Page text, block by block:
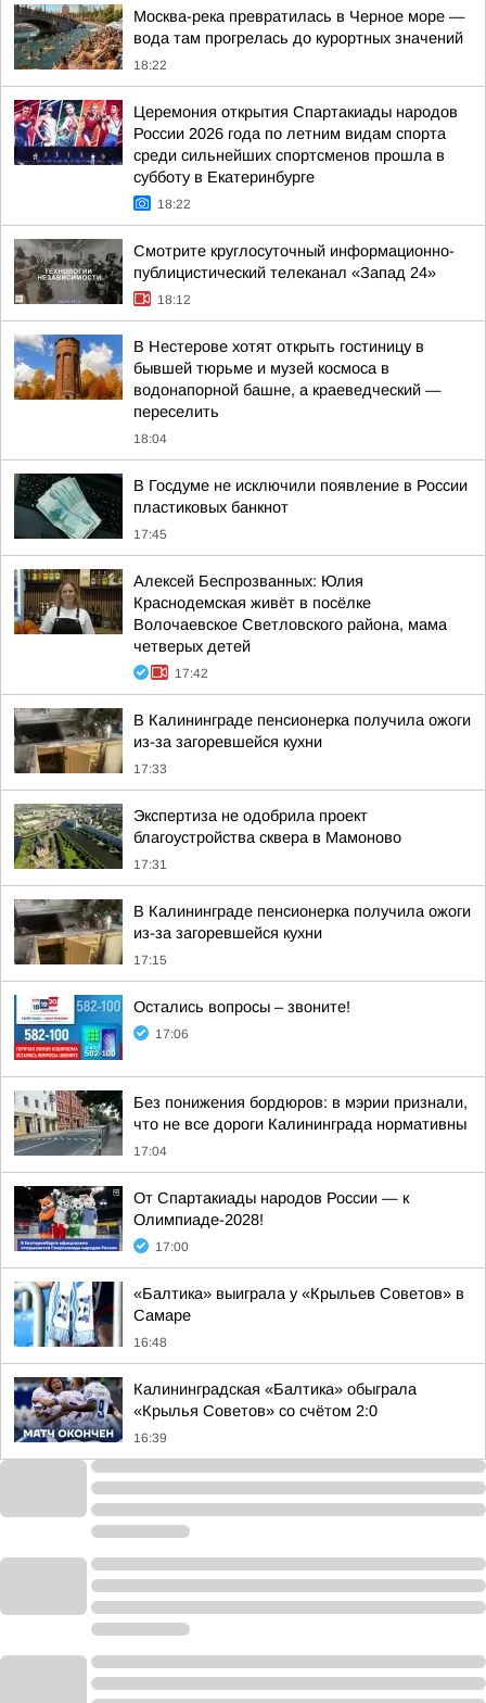
Москва-река превратилась в Черное море —
вода там прогрелась до курортных значений
18:22
Церемония открытия Спартакиады народов
России 2026 года по летним видам спорта
среди сильнейших спортсменов прошла в
субботу в Екатеринбурге
18:22
Смотрите круглосуточный информационно-
публицистический телеканал «Запад 24»
18:12
В Нестерове хотят открыть гостиницу в
бывшей тюрьме и музей космоса в
водонапорной башне, а краеведческий —
переселить
18:04
В Госдуме не исключили появление в России
пластиковых банкнот
17:45
Алексей Беспрозванных: Юлия
Краснодемская живёт в посёлке
Волочаевское Светловского района, мама
четверых детей
17:42
В Калининграде пенсионерка получила ожоги
из-за загоревшейся кухни
17:33
Экспертиза не одобрила проект
благоустройства сквера в Мамоново
17:31
В Калининграде пенсионерка получила ожоги
из-за загоревшейся кухни
17:15
Остались вопросы – звоните!
17:06
Без понижения бордюров: в мэрии признали,
что не все дороги Калининграда нормативны
17:04
От Спартакиады народов России — к
Олимпиаде-2028!
17:00
«Балтика» выиграла у «Крыльев Советов» в
Самаре
16:48
Калининградская «Балтика» обыграла
«Крылья Советов» со счётом 2:0
16:39